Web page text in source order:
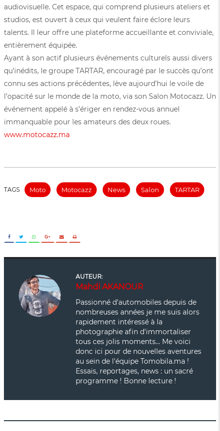
audiovisuelle. Cet espace, qui comprend plusieurs ateliers et
studios, est ouvert à ceux qui veulent faire éclore leurs
talents. Il leur offre une plateforme accueillante et conviviale,
entièrement équipée.
Ayant à son actif plusieurs événements culturels aussi divers
qu’inédits, le groupe TARTAR, encouragé par le succès qu’ont
connu ses actions précédentes, lève aujourd’hui le voile de
l’opacité sur le monde de la moto, via son Salon Motocazz. Un
événement appelé à s’ériger en rendez-vous annuel
immanquable pour les amateurs des deux roues.
www.motocazz.ma
TAGS Moto Motocazz News Salon TARTAR
AUTEUR:
Mahdi AKANOUR
Passionné d'automobiles depuis de
nombreuses années je me suis alors
rapidement intéressé à la
photographie afin d'immortaliser
tous ces jolis moments... Me voici
donc ici pour de nouvelles aventures
au sein de l'équipe Tomobila.ma !
Essais, reportages, news : un sacré
programme ! Bonne lecture !